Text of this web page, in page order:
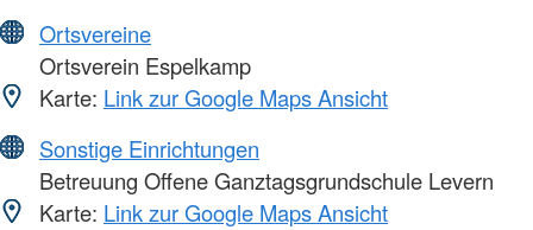
Ortsvereine
Ortsverein Espelkamp
Karte: Link zur Google Maps Ansicht
Sonstige Einrichtungen
Betreuung Offene Ganztagsgrundschule Levern
Karte: Link zur Google Maps Ansicht